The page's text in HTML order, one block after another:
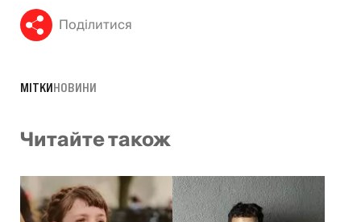
Поділитися
МІТКИНОВИНИ
Читайте також